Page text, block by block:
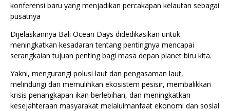
konferensi baru yang menjadikan percakapan kelautan sebagai
pusatnya
Dijelaskannya Bali Ocean Days didedikasikan untuk
meningkatkan kesadaran tentang pentingnya mencapai
serangkaian tujuan penting bagi masa depan planet biru kita.
Yakni, mengurangi polusi laut dan pengasaman laut,
melindungi dan memulihkan ekosistem pesisir, membalikkan
krisis penangkapan ikan berlebihan, dan meningkatkan
kesejahteraan masyarakat melaluimanfaat ekonomi dan sosial